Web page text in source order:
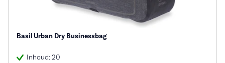
Basil Urban Dry Businessbag
Inhoud: 20